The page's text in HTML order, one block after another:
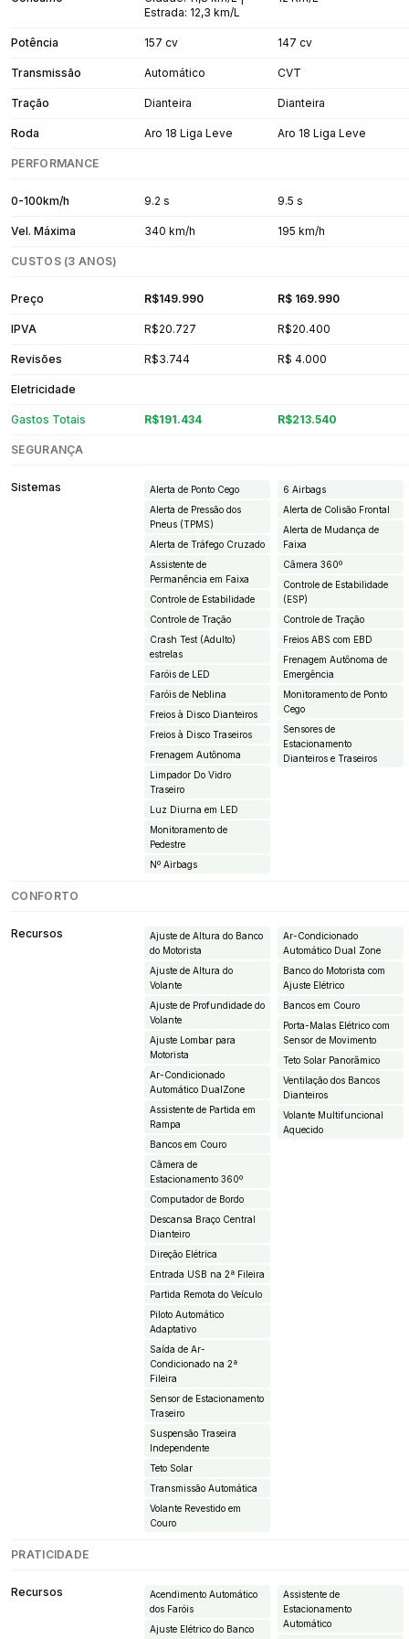
Estrada: 12,3 km/L
Potência 157 cv 147 cv
Transmissão Automático CVT
Tração Dianteira Dianteira
Roda Aro 18 Liga Leve Aro 18 Liga Leve
PERFORMANCE
0-100km/h 9.2 s 9.5 s
Vel. Máxima 340 km/h 195 km/h
CUSTOS (3 ANOS)
Preço R$149.990 R$ 169.990
IPVA R$20.727 R$20.400
Revisões R$3.744 R$ 4.000
Eletricidade
Gastos Totais R$191.434 R$213.540
SEGURANÇA
Sistemas
Alerta de Ponto Cego
Alerta de Pressão dos
Pneus (TPMS)
Alerta de Tráfego Cruzado
Assistente de
Permanência em Faixa
Controle de Estabilidade
Controle de Tração
Crash Test (Adulto)
estrelas
Faróis de LED
Faróis de Neblina
Freios à Disco Dianteiros
Freios à Disco Traseiros
Frenagem Autônoma
Limpador Do Vidro
Traseiro
Luz Diurna em LED
Monitoramento de
Pedestre
Nº Airbags
6 Airbags
Alerta de Colisão Frontal
Alerta de Mudança de
Faixa
Câmera 360º
Controle de Estabilidade
(ESP)
Controle de Tração
Freios ABS com EBD
Frenagem Autônoma de
Emergência
Monitoramento de Ponto
Cego
Sensores de
Estacionamento
Dianteiros e Traseiros
CONFORTO
Recursos
Ajuste de Altura do Banco
do Motorista
Ajuste de Altura do
Volante
Ajuste de Profundidade do
Volante
Ajuste Lombar para
Motorista
Ar-Condicionado
Automático DualZone
Assistente de Partida em
Rampa
Bancos em Couro
Câmera de
Estacionamento 360º
Computador de Bordo
Descansa Braço Central
Dianteiro
Direção Elétrica
Entrada USB na 2ª Fileira
Partida Remota do Veículo
Piloto Automático
Adaptativo
Saída de Ar-
Condicionado na 2ª
Fileira
Sensor de Estacionamento
Traseiro
Suspensão Traseira
Independente
Teto Solar
Transmissão Automática
Volante Revestido em
Couro
Ar-Condicionado
Automático Dual Zone
Banco do Motorista com
Ajuste Elétrico
Bancos em Couro
Porta-Malas Elétrico com
Sensor de Movimento
Teto Solar Panorâmico
Ventilação dos Bancos
Dianteiros
Volante Multifuncional
Aquecido
PRATICIDADE
Recursos
Acendimento Automático
dos Faróis
Ajuste Elétrico do Banco
Assistente de
Estacionamento
Automático